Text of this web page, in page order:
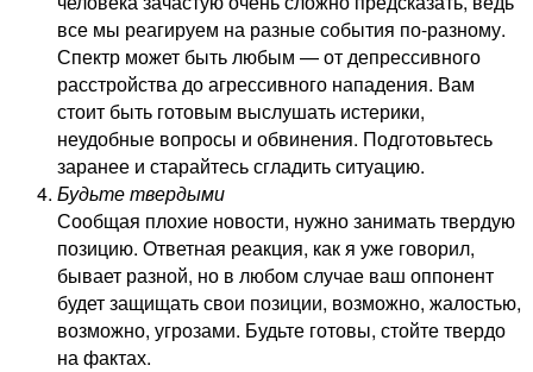
все мы реагируем на разные события по-разному.
Спектр может быть любым — от депрессивного
расстройства до агрессивного нападения. Вам
стоит быть готовым выслушать истерики,
неудобные вопросы и обвинения. Подготовьтесь
заранее и старайтесь сгладить ситуацию.
Будьте твердыми
Сообщая плохие новости, нужно занимать твердую
позицию. Ответная реакция, как я уже говорил,
бывает разной, но в любом случае ваш оппонент
будет защищать свои позиции, возможно, жалостью,
возможно, угрозами. Будьте готовы, стойте твердо
на фактах.